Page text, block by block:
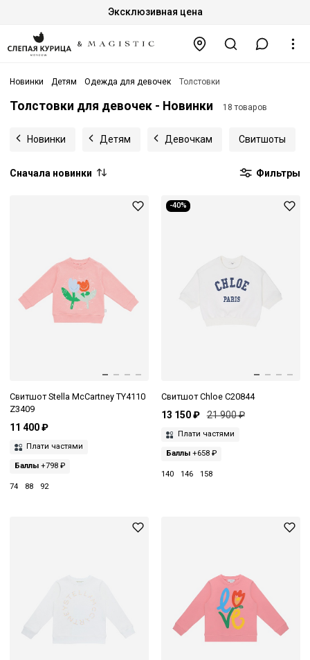
Эксклюзивная цена
Новинки Детям Одежда для девочек Толстовки
Толстовки для девочек - Новинки 18 товаров
Новинки Детям Девочкам Свитшоты
Сначала новинки Фильтры
Свитшот Stella McCartney TY4110
Z3409
11 400 ₽
Плати частями
Баллы +798 ₽
74 88 92
-40%
Свитшот Chloe C20844
13 150 ₽ 21 900 ₽
Плати частями
Баллы+658 ₽
140 146 158